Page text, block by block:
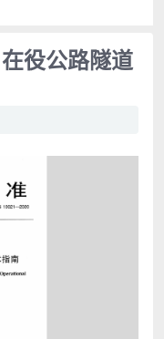
役公路隧道